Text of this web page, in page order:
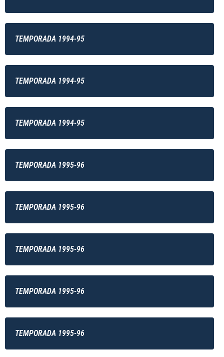
TEMPORADA 1994-95
TEMPORADA 1994-95
TEMPORADA 1994-95
TEMPORADA 1995-96
TEMPORADA 1995-96
TEMPORADA 1995-96
TEMPORADA 1995-96
TEMPORADA 1995-96